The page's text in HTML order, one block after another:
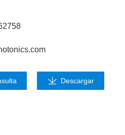
Descargar